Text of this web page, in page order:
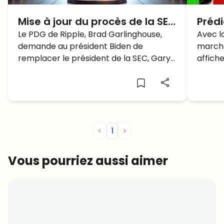
Mise à jour du procès de la SEC
contre XRP : une campagne
"Fire Gensler" et un veto de
Biden
Le PDG de Ripple, Brad Garlinghouse,
demande au président Biden de
remplacer le président de la SEC, Gary
sur la dernière législation autonome... La
prix
Avec
< 1 >
Vous pourriez aussi aimer